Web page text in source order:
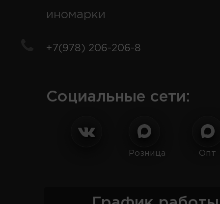
иномарки
+7(978) 206-206-8
Социальные сети:
Розница Опт